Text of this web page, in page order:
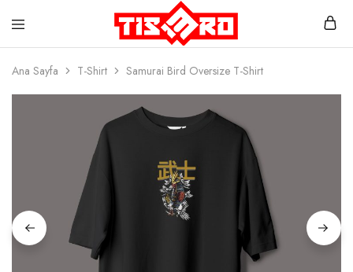
Ana Sayfa T-Shirt Samurai Bird Oversize T-Shirt